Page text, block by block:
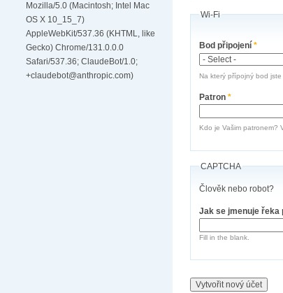
Mozilla/5.0 (Macintosh; Intel Mac
OS X 10_15_7)
AppleWebKit/537.36 (KHTML, like
Gecko) Chrome/131.0.0.0
Safari/537.36; ClaudeBot/1.0;
+claudebot@anthropic.com)
Wi-Fi
Bod připojení*
Na který přípojný bod
Patron*
Kdo je Vašim patronem?
CAPTCHA
Člověk nebo robot?
Jak se jmenuje
Fill in the blank.